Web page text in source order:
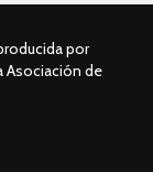
por
Asociación de